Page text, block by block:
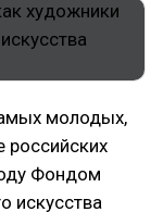
молодых,
российских
Фондом
искусства